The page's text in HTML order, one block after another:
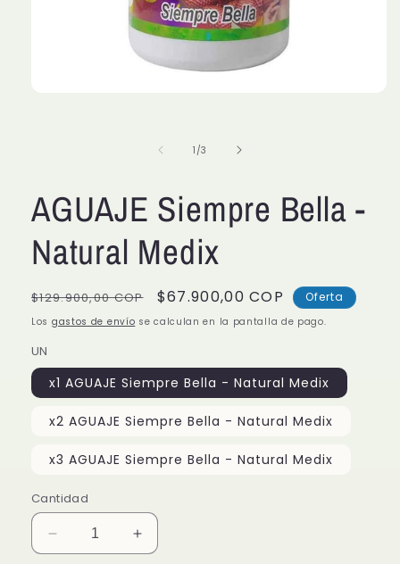
1 /de
3
AGUAJE Siempre Bella -
Natural Medix
Precio
habitual
$129.900,00 COP
Precio
de
$67.900,00 COP Oferta
Los gastos de envío se calculan en la pantalla de pago.
UN
x1 AGUAJE Siempre Bella - Natural Medix
x2 AGUAJE Siempre Bella - Natural Medix
x3 AGUAJE Siempre Bella - Natural Medix
Cantidad
Reducir
cantidad
Aumentar
cantidad